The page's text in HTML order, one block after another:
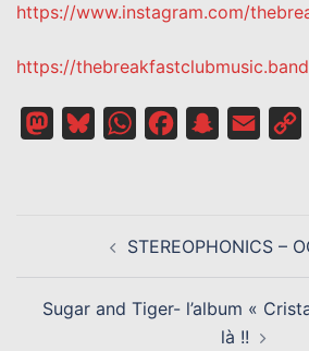
https://www.instagram.com/
https://
MastodonBlueskyWhatsAppFacebookSnapchat
Email
D’ARTICLESTEREOPHONICS –
Sugar and Tiger- l’album «
là !!